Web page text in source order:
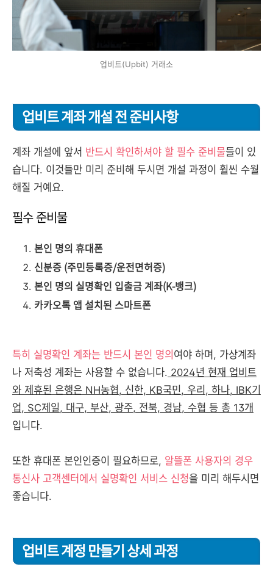
업비트(Upbit) 거래소
업비트 계좌 개설 전 준비사항
계좌 개설에 앞서 반드시 확인하셔야 할 필수 준비물들이 있
습니다. 이것들만 미리 준비해 두시면 개설 과정이 훨씬 수월
해질 거예요.
필수 준비물
본인 명의 휴대폰
신분증 (주민등록증/운전면허증)
본인 명의 실명확인 입출금 계좌(K-뱅크)
카카오톡 앱 설치된 스마트폰
특히 실명확인 계좌는 반드시 본인 명의 여야 하며, 가상계좌
나 저축성 계좌는 사용할 수 없습니다. 2024년 현재 업비트
와 제휴된 은행은 NH농협, 신한, KB국민, 우리, 하나, IBK기
업, SC제일, 대구, 부산, 광주, 전북, 경남, 수협 등 총 13개
입니다.
또한 휴대폰 본인인증이 필요하므로, 알뜰폰 사용자의 경우
통신사 고객센터에서 실명확인 서비스 신청을 미리 해두시면
좋습니다.
업비트 계정 만들기 상세 과정